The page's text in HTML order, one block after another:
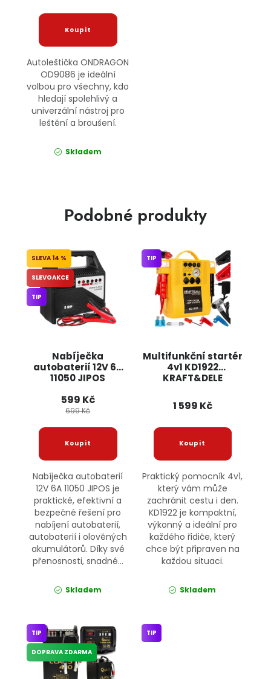
Autoleštička ONDRAGON
OD9086 je ideální
volbou pro všechny, kdo
hledají spolehlivý a
univerzální nástroj pro
leštění a broušení.
Skladem
Podobné produkty
Nabíječka
autobaterií 12V 6A
11050 JIPOS
14 %
SLEVOAKCE
TIP
599 Kč
699 Kč
Nabíječka autobaterií
12V 6A 11050 JIPOS je
praktické, efektivní a
bezpečné řešení pro
nabíjení autobaterií,
autobaterií i olověných
akumulátorů. Díky své
přenosnosti, snadné...
Skladem
Multifunkční startér
4v1 KD1922
KRAFT&DELE
TIP
1 599 Kč
Praktický pomocník 4v1,
který vám může
zachránit cestu i den.
KD1922 je kompaktní,
výkonný a ideální pro
každého řidiče, který
chce být připraven na
každou situaci.
Skladem
TIP
DOPRAVA ZDARMA
TIP